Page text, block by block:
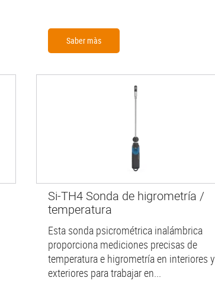
Saber màs
Si-TH4 Sonda de higrometría /
temperatura
Esta sonda psicrométrica inalámbrica
proporciona mediciones precisas de
temperatura e higrometría en interiores y
exteriores para trabajar en...